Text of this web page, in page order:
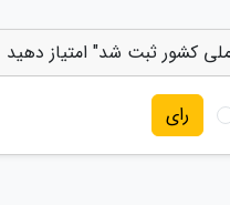
کشور ثبت شد" امتیاز دهید
رای